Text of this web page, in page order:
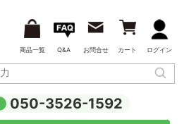
商品一覧 Q&A お問合せ カート ログイン
050-3526-1592